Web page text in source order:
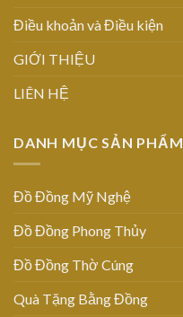
Điều khoản và Điều kiện
GIỚI THIỆU
LIÊN HỆ
DANH MỤC SẢN PHẨM
Đồ Đồng Mỹ Nghệ
Đồ Đồng Phong Thủy
Đồ Đồng Thờ Cúng
Quà Tặng Bằng Đồng